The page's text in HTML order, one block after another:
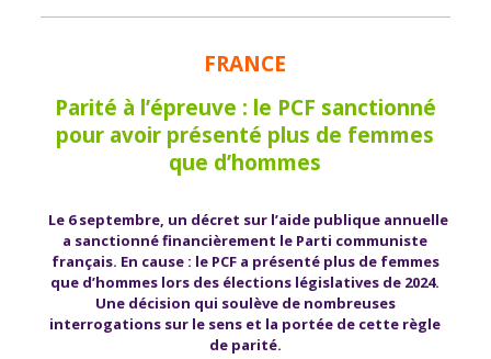
FRANCE
Parité à l’épreuve : le PCF sanctionné
pour avoir présenté plus de femmes
que d’hommes
Le 6 septembre, un décret sur l’aide publique annuelle
a sanctionné financièrement le Parti communiste
français. En cause : le PCF a présenté plus de femmes
que d’hommes lors des élections législatives de 2024.
Une décision qui soulève de nombreuses
interrogations sur le sens et la portée de cette règle
de parité.